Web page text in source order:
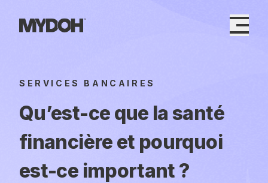
content
SERVICES BANCAIRES
Qu’est-ce que la santé
financière et pourquoi
est-ce important ?